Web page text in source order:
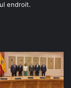
endroit.